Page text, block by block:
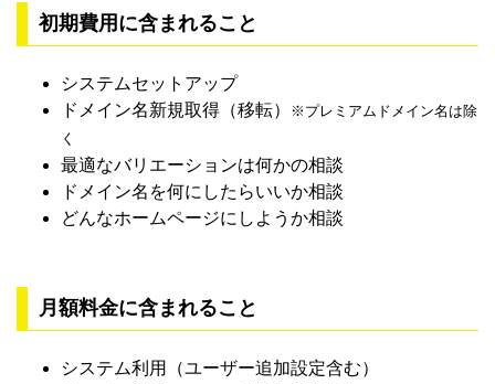
初期費用に含まれること
システムセットアップ
ドメイン名新規取得（移転）
※プレミアムドメイン名は除
く
最適なバリエーションは何かの相談
ドメイン名を何にしたらいいか相談
どんなホームページにしようか相談
月額料金に含まれること
システム利用（ユーザー追加設定含む）